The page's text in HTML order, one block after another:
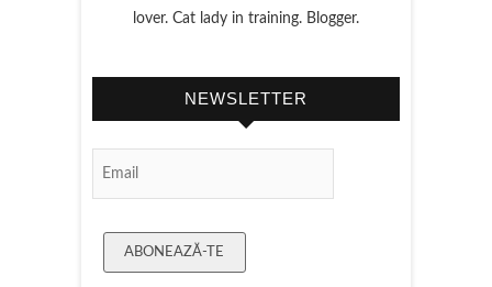
lover. Cat lady in training. Blogger.
NEWSLETTER
ABONEAZĂ-TE